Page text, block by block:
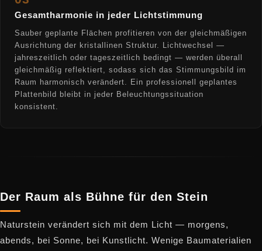
Gesamtharmonie in jeder Lichtstimmung
Sauber geplante Flächen profitieren von der gleichmäßigen
Ausrichtung der kristallinen Struktur. Lichtwechsel —
jahreszeitlich oder tageszeitlich bedingt — werden überall
gleichmäßig reflektiert, sodass sich das Stimmungsbild im
Raum harmonisch verändert. Ein professionell geplantes
Plattenbild bleibt in jeder Beleuchtungssituation
konsistent.
Der Raum als Bühne für den Stein
Naturstein verändert sich mit dem Licht — morgens,
abends, bei Sonne, bei Kunstlicht. Wenige Baumaterialien